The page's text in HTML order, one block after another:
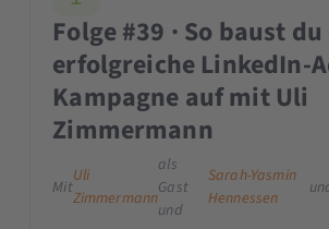
Folge #39 · So baust
erfolgreiche LinkedIn-
Kampagne auf mit Uli
Zimmermann
Mit
Uli
Zimmermann
als
Gast
und
Sarah-Yasmin
Hennessen